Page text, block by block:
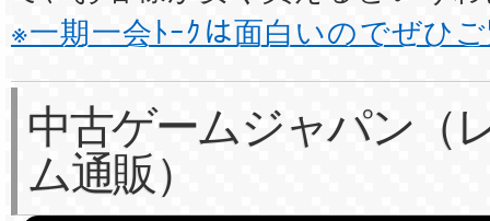
※一期一会ﾄｰｸは面白いのでぜひ
中古ゲームジャパン（
ム通販）